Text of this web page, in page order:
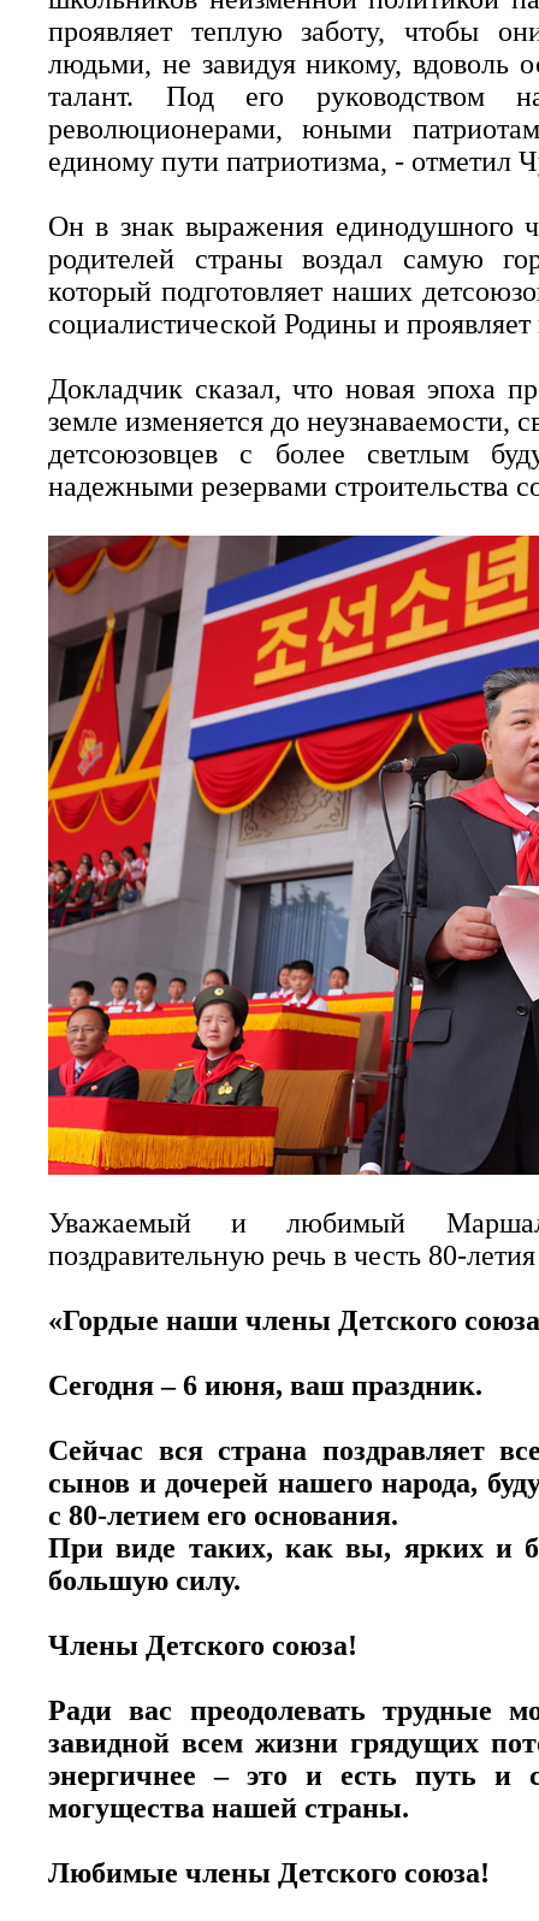
проявляет теплую заботу, чтобы
людьми, не завидуя никому, вдоволь
талант. Под его руководством
революционерами, юными
единому пути патриотизма, - отметил
Он в знак выражения единодушного
родителей страны воздал самую
который подготовляет наших
социалистической Родины и
Докладчик сказал, что новая эпоха
земле изменяется до неузнаваемости,
детсоюзовцев с более светлым
надежными резервами строительства
Уважаемый и любимый Маршал-
поздравительную речь в честь 80-
«Гордые наши члены Детского
Сегодня – 6 июня, ваш праздник.
Сейчас вся страна поздравляет
сынов и дочерей нашего народа,
с 80-летием его основания.
При виде таких, как вы, ярких и
большую силу.
Члены Детского союза!
Ради вас преодолевать трудные
завидной всем жизни грядущих
энергичнее – это и есть путь и
могущества нашей страны.
Любимые члены Детского союза!